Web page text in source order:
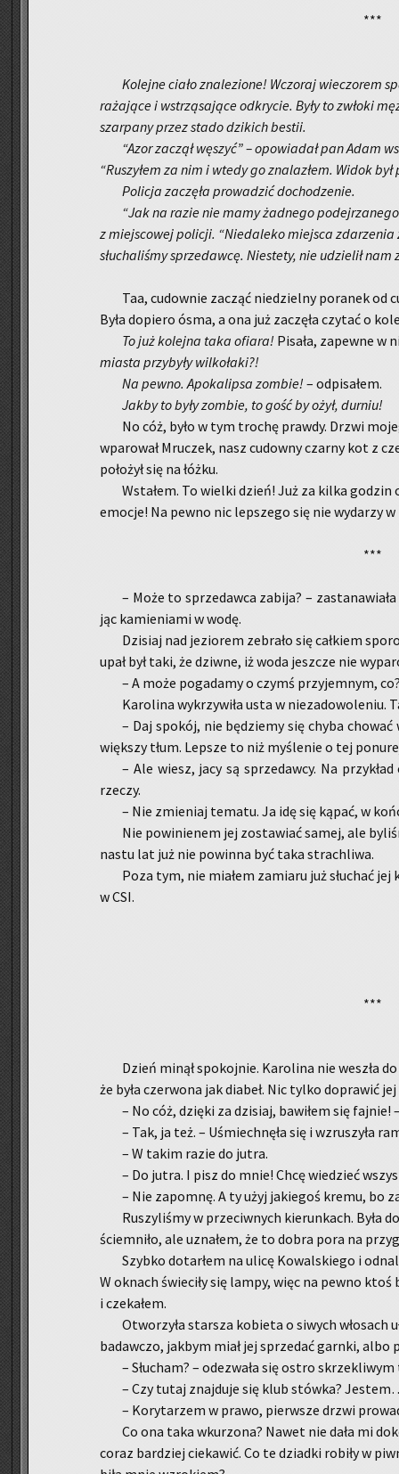
***
Ko­lej­ne ciało zna­le­zio­ne! Wczo­raj wie­czo­rem
ra­ża­ją­ce i wstrzą­sa­ją­ce od­kry­cie. Były to zwło­ki
szar­pa­ny przez stado dzi­kich be­stii.
“Azor za­czął wę­szyć” – opo­wia­dał pan Adam
“Ru­szy­łem za nim i wtedy go zna­la­złem. Widok
Po­li­cja za­czę­ła pro­wa­dzić do­cho­dze­nie.
“Jak na razie nie mamy żad­ne­go
z miej­sco­wej po­li­cji. “Nie­da­le­ko miej­sca
słu­cha­li­śmy sprze­daw­cę. Nie­ste­ty, nie udzie­lił
Taa, cu­dow­nie za­cząć nie­dziel­ny po­ra­nek od
Była do­pie­ro ósma, a ona już za­czę­ła czy­tać o
To już ko­lej­na taka ofia­ra! Pi­sa­ła, za­pew­ne w
mia­sta przy­by­ły wil­ko­ła­ki?!
Na pewno. Apo­ka­lip­sa zom­bie! – od­pi­sa­łem.
Jakby to były zom­bie, to gość by ożył, dur­niu!
No cóż, było w tym tro­chę praw­dy. Drzwi
wpa­ro­wał Mru­czek, nasz cu­dow­ny czar­ny kot z
po­ło­żył się na łóżku.
Wsta­łem. To wiel­ki dzień! Już za kilka
emo­cje! Na pewno nic lep­sze­go się nie wy­da­rzy
***
– Może to sprze­daw­ca za­bi­ja? –
jąc ka­mie­nia­mi w wodę.
Dzi­siaj nad je­zio­rem ze­bra­ło się cał­kiem
upał był taki, że dziw­ne, iż woda jesz­cze nie
– A może po­ga­da­my o czymś przy­jem­nym,
Ka­ro­li­na wy­krzy­wi­ła usta w nie­za­do­wo­le­niu.
– Daj spo­kój, nie bę­dzie­my się chyba
więk­szy tłum. Lep­sze to niż my­śle­nie o tej
– Ale wiesz, jacy są sprze­daw­cy. Na
rze­czy.
– Nie zmie­niaj te­ma­tu. Ja idę się kąpać, w
Nie po­wi­nie­nem jej zo­sta­wiać samej, ale
na­stu lat już nie po­win­na być taka stra­chli­wa.
Poza tym, nie mia­łem za­mia­ru już słu­chać
w CSI.
***
Dzień minął spo­koj­nie. Ka­ro­li­na nie we­szła
że była czer­wo­na jak dia­beł. Nic tylko do­pra­wić
– No cóż, dzię­ki za dzi­siaj, ba­wi­łem się faj­nie!
– Tak, ja też. – Uśmiech­nę­ła się i wzru­szy­ła
– W takim razie do jutra.
– Do jutra. I pisz do mnie! Chcę wie­dzieć
– Nie za­po­mnę. A ty użyj ja­kie­goś kremu, bo
Ru­szy­li­śmy w prze­ciw­nych kie­run­kach. Była
ściem­ni­ło, ale uzna­łem, że to dobra pora na
Szyb­ko do­tar­łem na ulicę Ko­wal­skie­go i
W oknach świe­ci­ły się lampy, więc na pewno ktoś
i cze­ka­łem.
Otwo­rzy­ła star­sza ko­bie­ta o si­wych wło­sach
ba­daw­czo, jak­bym miał jej sprze­dać garn­ki, albo
– Słu­cham? – ode­zwa­ła się ostro
– Czy tutaj znaj­du­je się klub stów­ka?
– Ko­ry­ta­rzem w prawo, pierw­sze drzwi
Co ona taka wku­rzo­na? Nawet nie dała mi
coraz bar­dziej cie­ka­wić. Co te dziad­ki ro­bi­ły w